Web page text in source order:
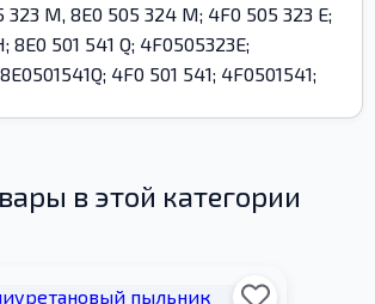
323 M, 8E0 505 324 M; 4F0 505 323 E;
8E0 501 541 Q; 4F0505323E;
4F0 501 541; 4F0501541;
в этой категории